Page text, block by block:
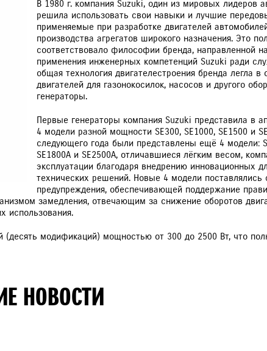
JIMNY
РАССЧИТАТЬ ТО СЕРВИСНЫЕ КАМПАНИИ
В 1980 г. компания Suzuki, один из мировых лидеров
решила использовать свои навыки и лучшие
применяемые при разработке двигателей
производства агрегатов широкого назначения. Это
соответствовало философии бренда, направленной
применения инженерных компетенций Suzuki ради
общая технология двигателестроения бренда легла в
двигателей для газонокосилок, насосов и другого
генераторы.
Первые генераторы компания Suzuki представила в
4 модели разной мощности SE300, SE1000, SE1500 и
следующего года были представлены ещё 4 модели:
SE1800A и SE2500A, отличавшиеся лёгким весом,
эксплуатации благодаря внедрению инновационных
технических решений. Новые 4 модели поставлялись
предупреждения, обеспечивающей поддержание
замедления, отвечающим за снижение оборотов
использования.
модификаций) мощностью от 300 до 2500 Вт, что
НОВОСТИ